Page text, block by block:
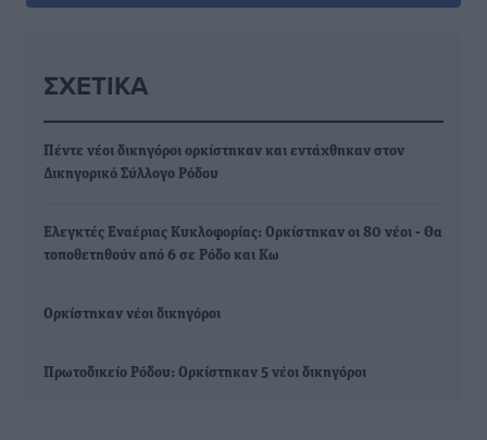
ΣΧΕΤΙΚΆ
Πέντε νέοι δικηγόροι ορκίστηκαν και εντάχθηκαν στον
Δικηγορικό Σύλλογο Ρόδου
Ελεγκτές Εναέριας Κυκλοφορίας: Ορκίστηκαν οι 80 νέοι - Θα
τοποθετηθούν από 6 σε Ρόδο και Κω
Ορκίστηκαν νέοι δικηγόροι
Πρωτοδικείο Ρόδου: Ορκίστηκαν 5 νέοι δικηγόροι